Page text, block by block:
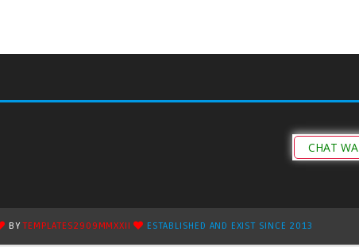
CHAT WA
BYTEMPLATES2909MMXXII ESTABLISHED AND EXIST SINCE 2013